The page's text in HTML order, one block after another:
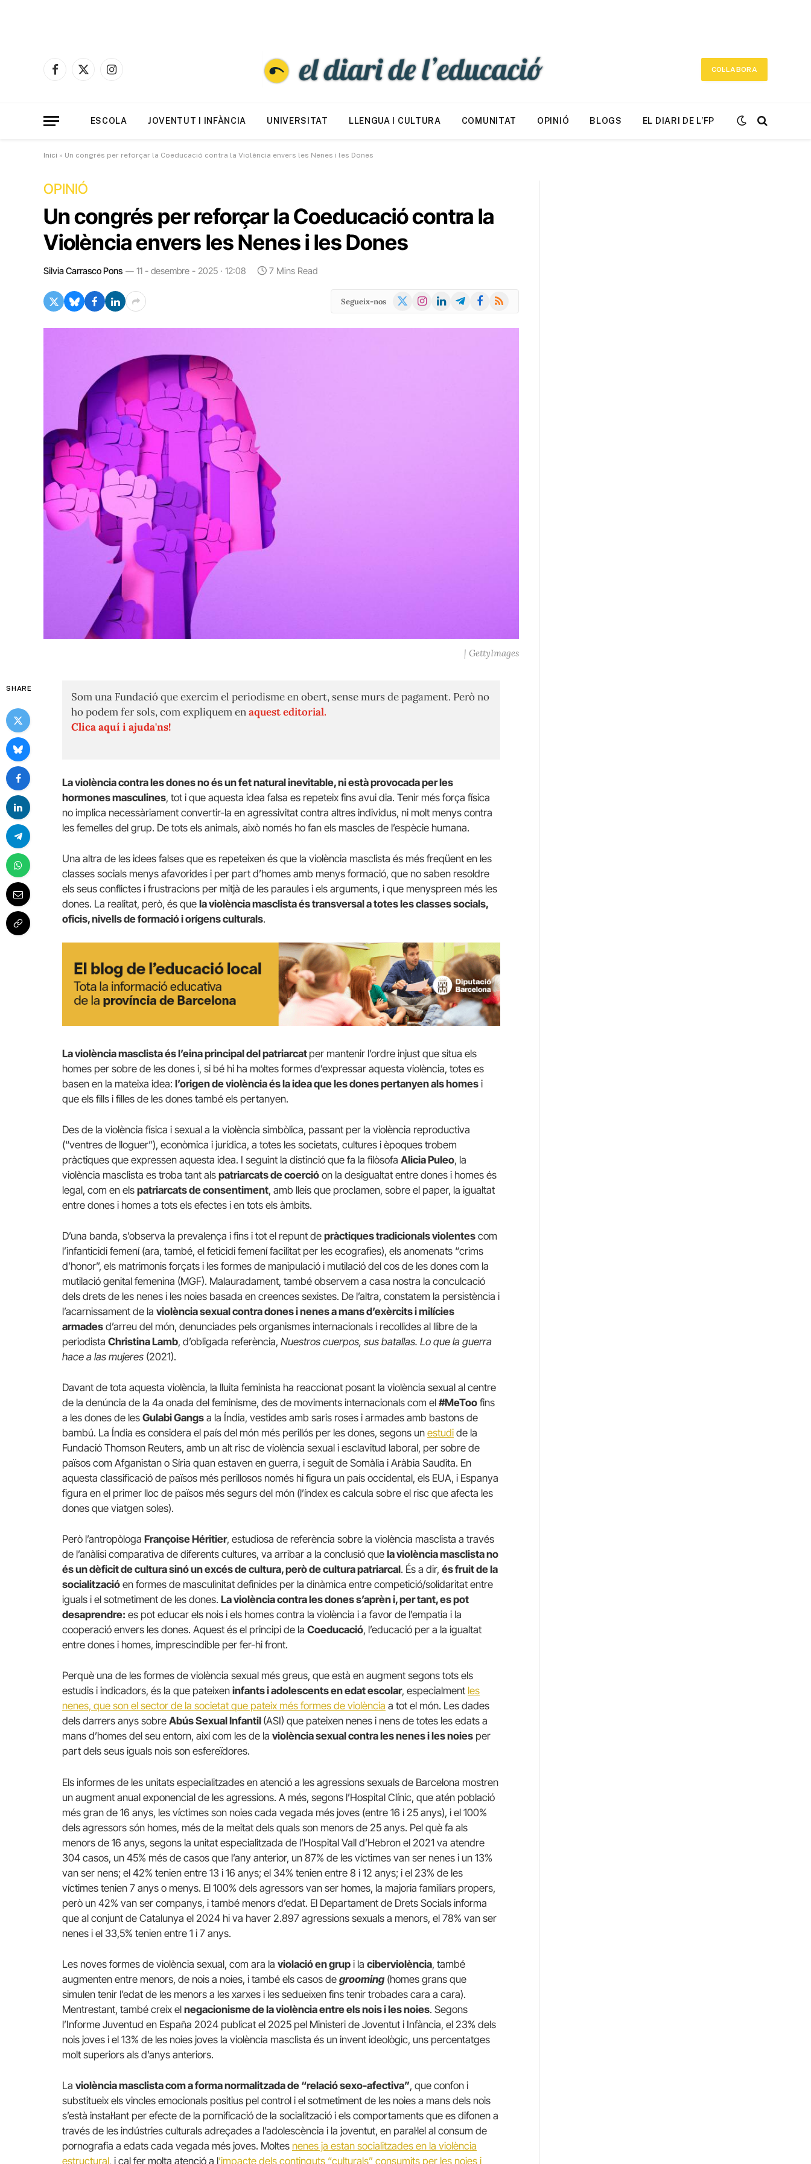
Facebook
X
Instagram
COL·LABORA
ESCOLA JOVENTUT I INFÀNCIA UNIVERSITAT LLENGUA I CULTURA COMUNITAT OPINIÓ BLOGS EL DIARI DE L’FP
Inici » Un congrés per reforçar la Coeducació contra la Violència envers les Nenes i les Dones
OPINIÓ
Un congrés per reforçar la Coeducació contra la
Violència envers les Nenes i les Dones
Silvia Carrasco Pons 11 - desembre - 2025 · 12:08 7 Mins Read
Segueix-nos
X
Instagram
LinkedInTelegramFacebook
RSS
| GettyImages
SHARE
Som una Fundació que exercim el periodisme en obert, sense murs de pagament. Però no
ho podem fer sols, com expliquem enaquest editorial.
Clica aquí i ajuda'ns!
La violència contra les dones no és un fet natural inevitable, ni està provocada per les
hormones masculines, tot i que aquesta idea falsa es repeteix fins avui dia. Tenir més força física
no implica necessàriament convertir-la en agressivitat contra altres individus, ni molt menys contra
les femelles del grup. De tots els animals, això només ho fan els mascles de l’espècie humana.
Una altra de les idees falses que es repeteixen és que la violència masclista és més freqüent en les
classes socials menys afavorides i per part d’homes amb menys formació, que no saben resoldre
els seus conflictes i frustracions per mitjà de les paraules i els arguments, i que menyspreen més les
dones. La realitat, però, és que la violència masclista és transversal a totes les classes socials,
oficis, nivells de formació i orígens culturals.
La violència masclista és l’eina principal del patriarcat per mantenir l’ordre injust que situa els
homes per sobre de les dones i, si bé hi ha moltes formes d’expressar aquesta violència, totes es
basen en la mateixa idea: l’origen de violència és la idea que les dones pertanyen als homes i
que els fills i filles de les dones també els pertanyen.
Des de la violència física i sexual a la violència simbòlica, passant per la violència reproductiva
(“ventres de lloguer”), econòmica i jurídica, a totes les societats, cultures i èpoques trobem
pràctiques que expressen aquesta idea. I seguint la distinció que fa la filòsofa Alicia Puleo, la
violència masclista es troba tant als patriarcats de coerció on la desigualtat entre dones i homes és
legal, com en els patriarcats de consentiment, amb lleis que proclamen, sobre el paper, la igualtat
entre dones i homes a tots els efectes i en tots els àmbits.
D’una banda, s’observa la prevalença i fins i tot el repunt de pràctiques tradicionals violentes com
l’infanticidi femení (ara, també, el feticidi femení facilitat per les ecografies), els anomenats “crims
d’honor”, els matrimonis forçats i les formes de manipulació i mutilació del cos de les dones com la
mutilació genital femenina (MGF). Malauradament, també observem a casa nostra la conculcació
dels drets de les nenes i les noies basada en creences sexistes. De l’altra, constatem la persistència i
l’acarnissament de la violència sexual contra dones i nenes a mans d’exèrcits i milícies
armades d’arreu del món, denunciades pels organismes internacionals i recollides al llibre de la
periodista Christina Lamb, d’obligada referència, Nuestros cuerpos, sus batallas. Lo que la guerra
hace a las mujeres (2021).
Davant de tota aquesta violència, la lluita feminista ha reaccionat posant la violència sexual al centre
de la denúncia de la 4a onada del feminisme, des de moviments internacionals com el #MeToo fins
a les dones de les Gulabi Gangs a la Índia, vestides amb saris roses i armades amb bastons de
bambú. La Índia es considera el país del món més perillós per les dones, segons un estudi de la
Fundació Thomson Reuters, amb un alt risc de violència sexual i esclavitud laboral, per sobre de
països com Afganistan o Síria quan estaven en guerra, i seguit de Somàlia i Aràbia Saudita. En
aquesta classificació de països més perillosos només hi figura un país occidental, els EUA, i Espanya
figura en el primer lloc de països més segurs del món (l’índex es calcula sobre el risc que afecta les
dones que viatgen soles).
Però l’antropòloga Françoise Héritier, estudiosa de referència sobre la violència masclista a través
de l’anàlisi comparativa de diferents cultures, va arribar a la conclusió que la violència masclista no
és un dèficit de cultura sinó un excés de cultura, però de cultura patriarcal. És a dir, és fruit de la
socialització en formes de masculinitat definides per la dinàmica entre competició/solidaritat entre
iguals i el sotmetiment de les dones. La violència contra les dones s’aprèn i, per tant, es pot
desaprendre: es pot educar els nois i els homes contra la violència i a favor de l’empatia i la
cooperació envers les dones. Aquest és el principi de la Coeducació, l’educació per a la igualtat
entre dones i homes, imprescindible per fer-hi front.
Perquè una de les formes de violència sexual més greus, que està en augment segons tots els
estudis i indicadors, és la que pateixen infants i adolescents en edat escolar, especialment les
nenes, que son el sector de la societat que pateix més formes de violència a tot el món. Les dades
dels darrers anys sobre Abús Sexual Infantil (ASI) que pateixen nenes i nens de totes les edats a
mans d’homes del seu entorn, així com les de la violència sexual contra les nenes i les noies per
part dels seus iguals nois son esfereïdores.
Els informes de les unitats especialitzades en atenció a les agressions sexuals de Barcelona mostren
un augment anual exponencial de les agressions. A més, segons l’Hospital Clínic, que atén població
més gran de 16 anys, les víctimes son noies cada vegada més joves (entre 16 i 25 anys), i el 100%
dels agressors són homes, més de la meitat dels quals son menors de 25 anys. Pel què fa als
menors de 16 anys, segons la unitat especialitzada de l’Hospital Vall d’Hebron el 2021 va atendre
304 casos, un 45% més de casos que l’any anterior, un 87% de les víctimes van ser nenes i un 13%
van ser nens; el 42% tenien entre 13 i 16 anys; el 34% tenien entre 8 i 12 anys; i el 23% de les
víctimes tenien 7 anys o menys. El 100% dels agressors van ser homes, la majoria familiars propers,
però un 42% van ser companys, i també menors d’edat. El Departament de Drets Socials informa
que al conjunt de Catalunya el 2024 hi va haver 2.897 agressions sexuals a menors, el 78% van ser
nenes i el 33,5% tenien entre 1 i 7 anys.
Les noves formes de violència sexual, com ara la violació en grup i la ciberviolència, també
augmenten entre menors, de nois a noies, i també els casos de grooming (homes grans que
simulen tenir l’edat de les menors a les xarxes i les sedueixen fins tenir trobades cara a cara).
Mentrestant, també creix el negacionisme de la violència entre els nois i les noies. Segons
l’Informe Juventud en España 2024 publicat el 2025 pel Ministeri de Joventut i Infància, el 23% dels
nois joves i el 13% de les noies joves la violència masclista és un invent ideològic, uns percentatges
molt superiors als d’anys anteriors.
La violència masclista com a forma normalitzada de “relació sexo-afectiva”, que confon i
substitueix els vincles emocionals positius pel control i el sotmetiment de les noies a mans dels nois
s’està instal·lant per efecte de la pornificació de la socialització i els comportaments que es difonen a
través de les indústries culturals adreçades a l’adolescència i la joventut, en paral·lel al consum de
pornografia a edats cada vegada més joves. Moltes nenes ja estan socialitzades en la violència
estructural, i cal fer molta atenció a l’impacte dels continguts “culturals” consumits per les noies i